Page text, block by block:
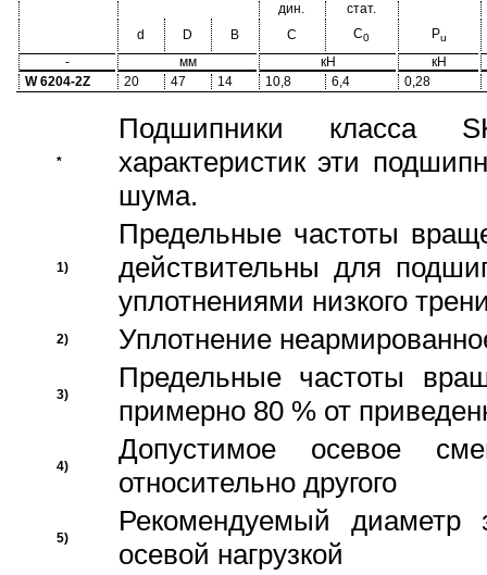
дин.
стат.
d
D B C C0 Pu
- мм кН
кН
W 6204-2Z
20 47 14 10,8 6,4 0,28
*
Подшипники класса
характеристик эти
шума.
1)
Предельные частоты
действительны для
уплотнениями низкого
2) Уплотнение
3)
Предельные частоты
примерно 80 % от
4)
Допустимое осевое
относительно другого
5)
Рекомендуемый диаметр
осевой нагрузкой